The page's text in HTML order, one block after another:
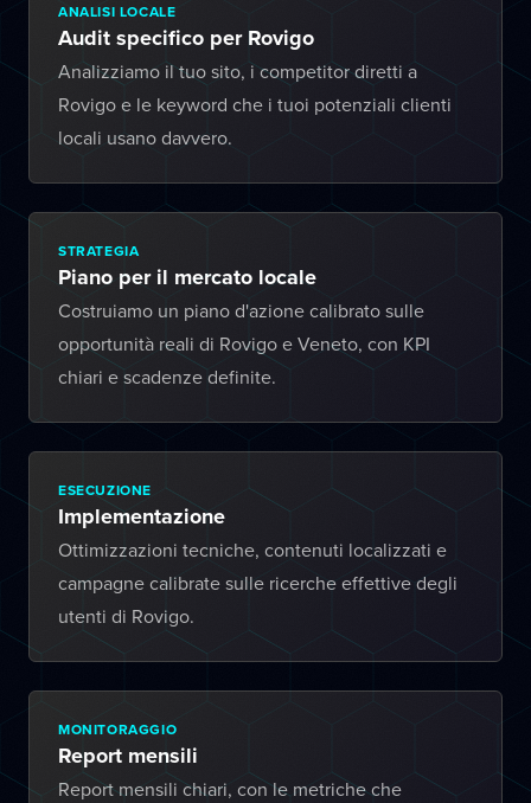
ANALISI LOCALE
Audit specifico per Rovigo
Analizziamo il tuo sito, i competitor diretti a
Rovigo e le keyword che i tuoi potenziali clienti
locali usano davvero.
STRATEGIA
Piano per il mercato locale
Costruiamo un piano d'azione calibrato sulle
opportunità reali di Rovigo e Veneto, con KPI
chiari e scadenze definite.
ESECUZIONE
Implementazione
Ottimizzazioni tecniche, contenuti localizzati e
campagne calibrate sulle ricerche effettive degli
utenti di Rovigo.
MONITORAGGIO
Report mensili
Report mensili chiari, con le metriche che